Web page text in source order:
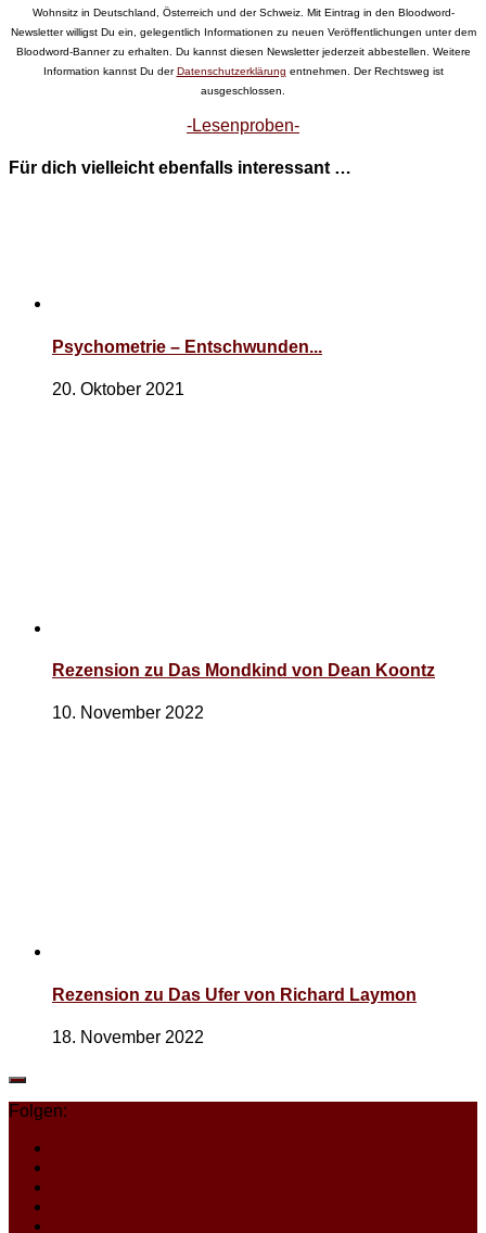
Wohnsitz in Deutschland, Österreich und der Schweiz. Mit Eintrag in den Bloodword-
Newsletter willigst Du ein, gelegentlich Informationen zu neuen Veröffentlichungen unter dem
Bloodword-Banner zu erhalten. Du kannst diesen Newsletter jederzeit abbestellen. Weitere
Information kannst Du derDatenschutzerklärung entnehmen. Der Rechtsweg ist
ausgeschlossen.
-Lesenproben-
Für dich vielleicht ebenfalls interessant …
Psychometrie – Entschwunden​.​.​.
20. Oktober 2021
Rezension zu Das Mondkind von Dean Koontz
10. November 2022
Rezension zu Das Ufer von Richard Laymon
18. November 2022
Folgen: